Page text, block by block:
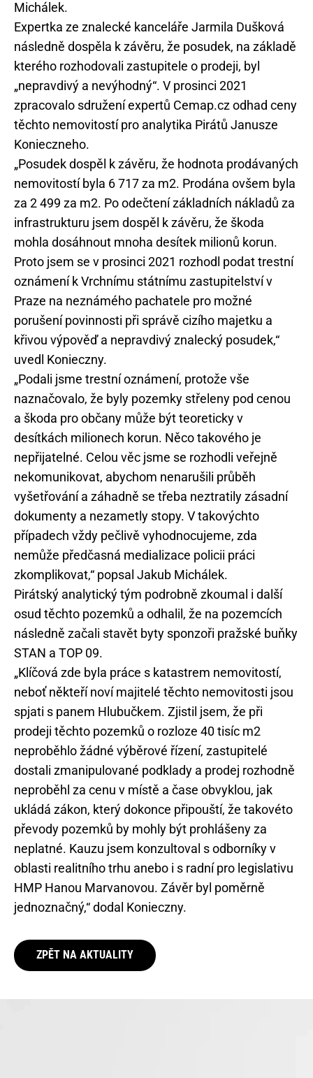
Michálek.
Expertka ze znalecké kanceláře Jarmila Dušková
následně dospěla k závěru, že posudek, na základě
kterého rozhodovali zastupitele o prodeji, byl
„nepravdivý a nevýhodný“. V prosinci 2021
zpracovalo sdružení expertů Cemap.cz odhad ceny
těchto nemovitostí pro analytika Pirátů Janusze
Konieczneho.
„Posudek dospěl k závěru, že hodnota prodávaných
nemovitostí byla 6 717 za m2. Prodána ovšem byla
za 2 499 za m2. Po odečtení základních nákladů za
infrastrukturu jsem dospěl k závěru, že škoda
mohla dosáhnout mnoha desítek milionů korun.
Proto jsem se v prosinci 2021 rozhodl podat trestní
oznámení k Vrchnímu státnímu zastupitelství v
Praze na neznámého pachatele pro možné
porušení povinnosti při správě cizího majetku a
křivou výpověď a nepravdivý znalecký posudek,“
uvedl Konieczny.
„Podali jsme trestní oznámení, protože vše
naznačovalo, že byly pozemky střeleny pod cenou
a škoda pro občany může být teoreticky v
desítkách milionech korun. Něco takového je
nepřijatelné. Celou věc jsme se rozhodli veřejně
nekomunikovat, abychom nenarušili průběh
vyšetřování a záhadně se třeba neztratily zásadní
dokumenty a nezametly stopy. V takovýchto
případech vždy pečlivě vyhodnocujeme, zda
nemůže předčasná medializace policii práci
zkomplikovat,“ popsal Jakub Michálek.
Pirátský analytický tým podrobně zkoumal i další
osud těchto pozemků a odhalil, že na pozemcích
následně začali stavět byty sponzoři pražské buňky
STAN a TOP 09.
„Klíčová zde byla práce s katastrem nemovitostí,
neboť někteří noví majitelé těchto nemovitosti jsou
spjati s panem Hlubučkem. Zjistil jsem, že při
prodeji těchto pozemků o rozloze 40 tisíc m2
neproběhlo žádné výběrové řízení, zastupitelé
dostali zmanipulované podklady a prodej rozhodně
neproběhl za cenu v místě a čase obvyklou, jak
ukládá zákon, který dokonce připouští, že takovéto
převody pozemků by mohly být prohlášeny za
neplatné. Kauzu jsem konzultoval s odborníky v
oblasti realitního trhu anebo i s radní pro legislativu
HMP Hanou Marvanovou. Závěr byl poměrně
jednoznačný,“ dodal Konieczny.
ZPĚT NA AKTUALITY